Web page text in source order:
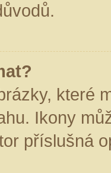
které
Ikony
příslušná